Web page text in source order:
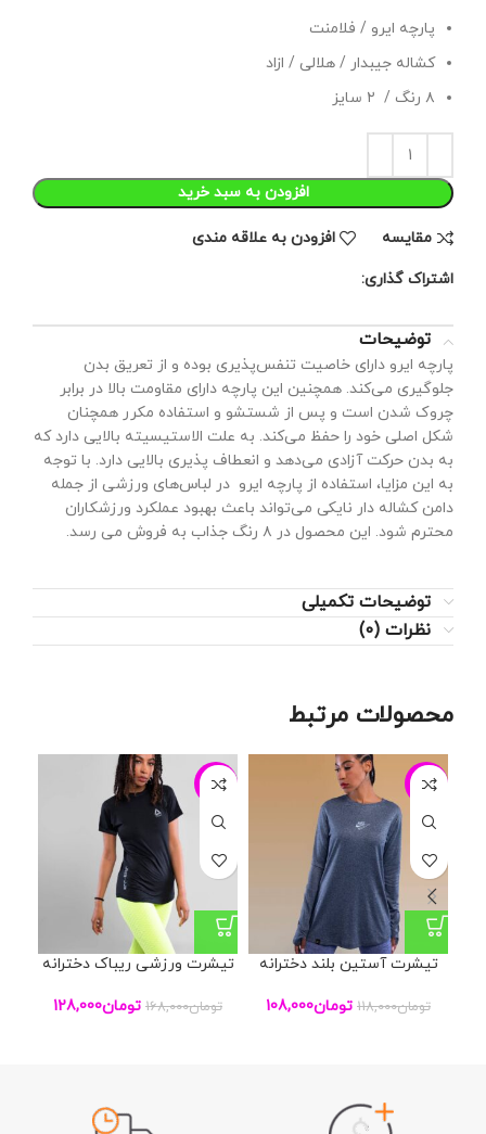
پارچه ایرو / فلامنت
کشاله جیبدار / هلالی / ازاد
۸ رنگ / ۲ سایز
افزودن به سبد خرید
مقايسه افزودن به علاقه مندی
اشتراک گذاری:
توضیحات
پارچه ایرو دارای خاصیت تنفس‌پذیری بوده و از تعریق بدن
جلوگیری می‌کند. همچنین این پارچه دارای مقاومت بالا در برابر
چروک شدن است و پس از شستشو و استفاده مکرر همچنان
شکل اصلی خود را حفظ می‌کند. به علت الاستیسیته بالایی دارد که
به بدن حرکت آزادی می‌دهد و انعطاف پذیری بالایی دارد. با توجه
به این مزایا، استفاده از پارچه ایرو در لباس‌های ورزشی از جمله
دامن کشاله دار نایکی می‌تواند باعث بهبود عملکرد ورزشکاران
محترم شود. این محصول در ۸ رنگ جذاب به فروش می رسد.
توضیحات تکمیلی
نظرات (0)
محصولات مرتبط
-8%
تیشرت آستین بلند دخترانه
تومان118,000 تومان108,000
-24%
تیشرت ورزشی ریباک دخترانه
تومان168,000 تومان128,000